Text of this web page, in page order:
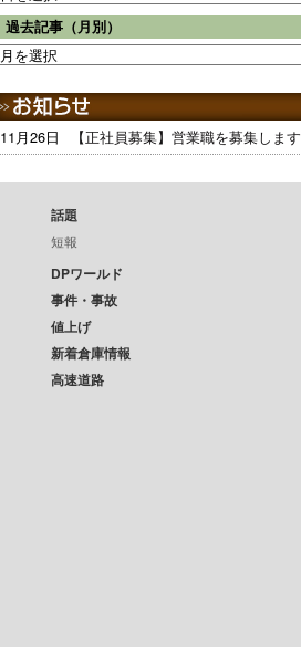
過去記事（月別）
11月26日 【正社員募集】営業職を募集します
話題
短報
DPワールド
事件・事故
値上げ
新着倉庫情報
高速道路